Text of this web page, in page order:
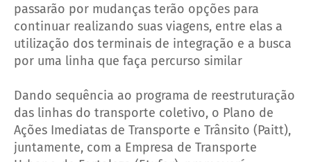
passarão por mudanças terão opções para
continuar realizando suas viagens, entre elas a
utilização dos terminais de integração e a busca
por uma linha que faça percurso similar
Dando sequência ao programa de reestruturação
das linhas do transporte coletivo, o Plano de
Ações Imediatas de Transporte e Trânsito (Paitt),
juntamente, com a Empresa de Transporte